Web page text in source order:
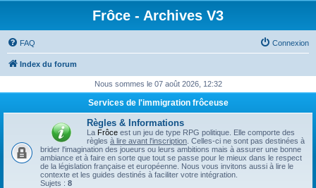
Frôce - Archives V3
FAQ Connexion
Index du forum
Nous sommes le 07 août 2026, 12:32
Services de l'immigration frôceuse
Règles & Informations
La Frôce est un jeu de type RPG politique. Elle comporte des
règles à lire avant l'inscription . Celles-ci ne sont pas destinées à
brider l'imagination des joueurs ou leurs ambitions mais à assurer une bonne
ambiance et à faire en sorte que tout se passe pour le mieux dans le respect
de la législation française et européenne. Nous vous invitons aussi à lire le
contexte et les guides destinés à faciliter votre intégration.
Sujets : 8